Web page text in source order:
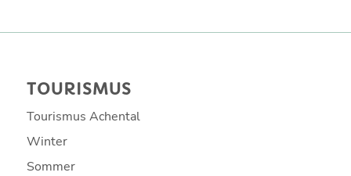
TOURISMUS
Tourismus Achental
Winter
Sommer